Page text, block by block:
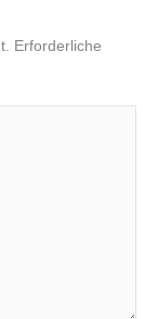
Erforderliche